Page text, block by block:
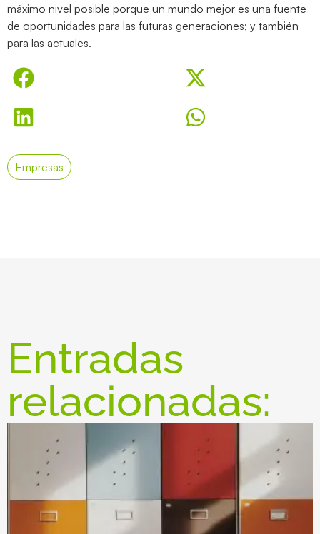
máximo nivel posible porque un mundo mejor es una fuente
de oportunidades para las futuras generaciones; y también
para las actuales.
Empresas
Entradas
relacionadas: